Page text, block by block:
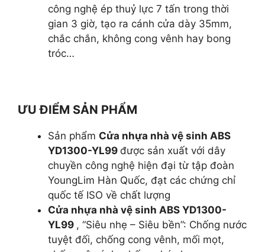
công nghệ ép thuỷ lực 7 tấn trong thời
gian 3 giờ, tạo ra cánh cửa dày 35mm,
chắc chắn, không cong vênh hay bong
tróc…
ƯU ĐIỂM SẢN PHẨM
Sản phẩm Cửa nhựa nhà vệ sinh ABS
YD1300-YL99 được sản xuất với dây
chuyền công nghệ hiện đại từ tập đoàn
YoungLim Hàn Quốc, đạt các chứng chỉ
quốc tế ISO về chất lượng
Cửa nhựa nhà vệ sinh ABS YD1300-
YL99 , “Siêu nhẹ – Siêu bền”: Chống nước
tuyệt đối, chống cong vênh, mối mọt,